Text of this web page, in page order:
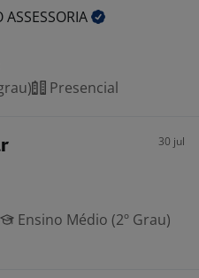
ASSESSORIA
Presencial
30 jul
Ensino Médio (2º Grau)